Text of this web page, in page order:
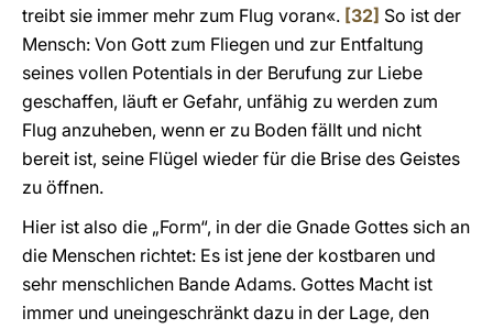
treibt sie immer mehr zum Flug voran«. [32] So ist der
Mensch: Von Gott zum Fliegen und zur Entfaltung
seines vollen Potentials in der Berufung zur Liebe
geschaffen, läuft er Gefahr, unfähig zu werden zum
Flug anzuheben, wenn er zu Boden fällt und nicht
bereit ist, seine Flügel wieder für die Brise des Geistes
zu öffnen.
Hier ist also die „Form“, in der die Gnade Gottes sich an
die Menschen richtet: Es ist jene der kostbaren und
sehr menschlichen Bande Adams. Gottes Macht ist
immer und uneingeschränkt dazu in der Lage, den